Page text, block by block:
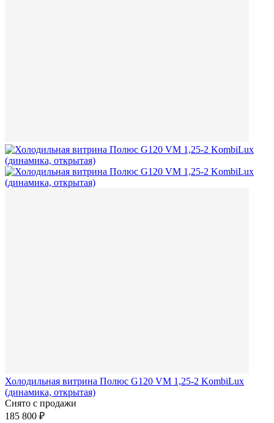
Холодильная витрина Полюс G120 VM 1,25-2 KombiLux
(динамика, открытая)
Снято с продажи
185 800 ₽